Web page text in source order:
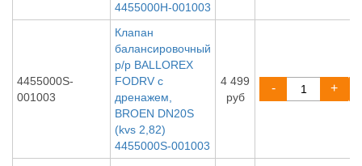
4455000H-001003
4455000S-
001003
Клапан
балансировочный
р/р BALLOREX
FODRV с
дренажем,
BROEN DN20S
(kvs 2,82)
4455000S-001003
4 499
руб
- +